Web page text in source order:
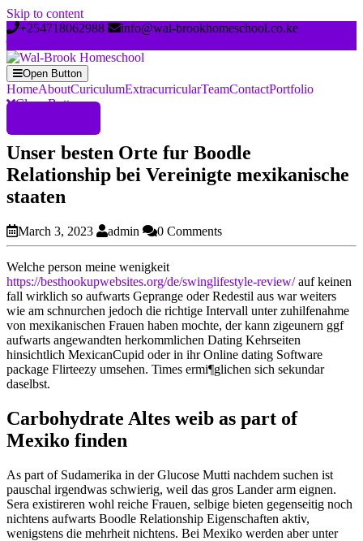
Skip to content
+254718062988
info@wal-brookhomeschool.co.ke
Open Button
HomeAboutCuriculumExtracurricularTeamContactPortfolio
Close Button
Unser besten Orte fur Boodle
Relationship bei Vereinigte mexikanische
staaten
March 3, 2023 admin 0 Comments
Welche person meine wenigkeit
https://besthookupwebsites.org/de/swinglifestyle-review/auf keinen
fall wirklich so aufwarts Geprange oder Redestil aus war weiters
wie am schnurchen jedoch die richtige Intervall unter zuhilfenahme
von mexikanischen Frauen haben mochte, der kann zigeunern ggf
aufwarts angewandten herkommlichen Dating Kehrseiten
hinsichtlich MexicanCupid oder in ihr Online dating Software
package Flirteezy umsehen. Times ermi¶glichen sich sekundar
daselbst.
Carbohydrate Altes weib as part of
Mexiko finden
As part of Sudamerika in der Glucose Mutti nachdem suchen ist
pauschal irgendwas schwierig, weil das gros Lander arm eignen.
Sera existireren wohl reiche Frauen, selbige bieten gegenseitig noch
nichtens aufwarts Boodle Relationship Eigenschaften aktiv,
wenigstens die mehrheit nichtens. Bei Mexiko werden aber unter